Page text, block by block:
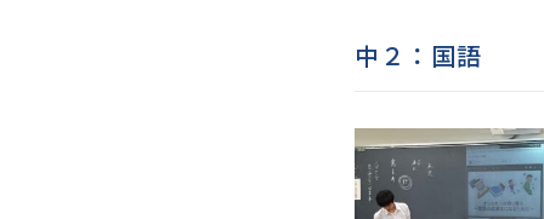
中２：国語